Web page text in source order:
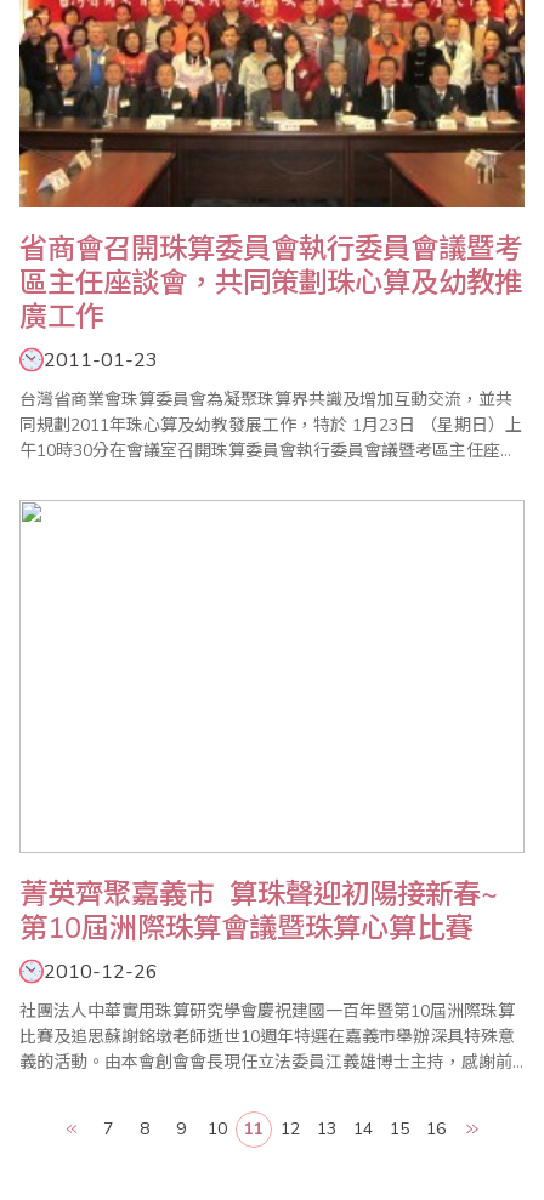
省商會召開珠算委員會執行委員會議暨考
區主任座談會，共同策劃珠心算及幼教推
廣工作
2011-01-23
台灣省商業會珠算委員會為凝聚珠算界共識及增加互動交流，並共
同規劃2011年珠心算及幼教發展工作，特於 1月23日 （星期日）上
午10時30分在會議室召開珠算委員會執行委員會議暨考區主任座談
度各項重點工作，除例行的珠心算檢定、數學評鑑、海峽兩岸珠心
算通信比賽外，同時為慶祝民國百年盛大舉辦2011年全國珠算界慶
菁英齊聚嘉義市 算珠聲迎初陽接新春~
第10屆洲際珠算會議暨珠算心算比賽
2010-12-26
社團法人中華實用珠算研究學會慶祝建國一百年暨第10屆洲際珠算
比賽及追思蘇謝銘墩老師逝世10週年特選在嘉義市舉辦深具特殊意
義的活動。由本會創會會長現任立法委員江義雄博士主持，感謝前
業會副理事長兼珠算委員會主任委員葉宗義先生、陳國華先生、本
會顧問李勝理事長、張添丁老師、楊渠弘教授、劉廷春老師及嘉義
7 8 9 10 11 12 13 14 15 16